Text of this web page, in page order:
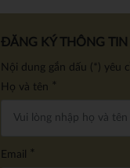
ĐĂNG KÝ THÔNG TIN
Nội dung gắn dấu (*) yêu
Họ và tên *
Email *